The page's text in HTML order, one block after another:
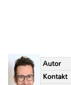
Autor
Kontakt